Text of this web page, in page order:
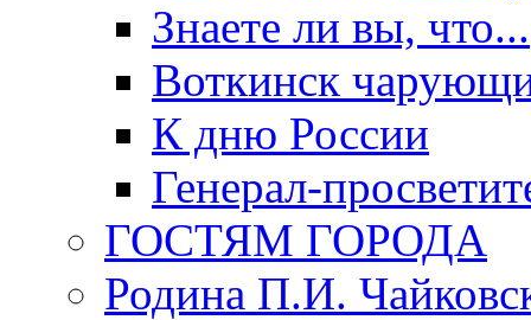
Знаете ли вы, что...
Воткинск
К дню России
Генерал-
ГОСТЯМ ГОРОДА
Родина П.И.